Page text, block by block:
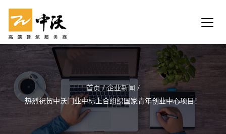
首页/ 企业新闻 /
热烈祝贺中沃门业中标上合组织国家青年创业中心项目！